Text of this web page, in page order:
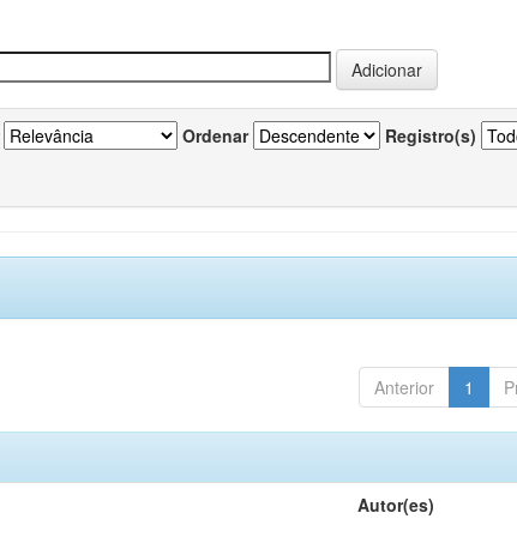
Ordenar Registro(s)
Anterior 1
Autor(es)